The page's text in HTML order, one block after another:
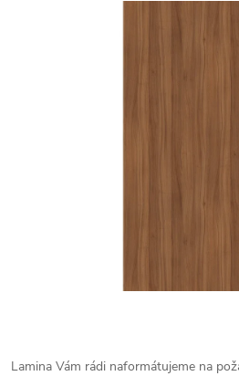
Lamina Vám rádi naformátujeme na